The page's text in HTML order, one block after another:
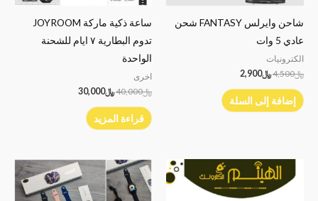
شاحن وايرلس FANTASY شحن
عادي 5 وات
الكترونيات
﷼4,500﷼2,900
إضافة إلى السلة
ساعة ذكية ماركة JOYROOM
تدوم البطارية ٧ ايام للشحنة
الواحدة
اخرى
﷼40,000﷼30,000
قراءة المزيد